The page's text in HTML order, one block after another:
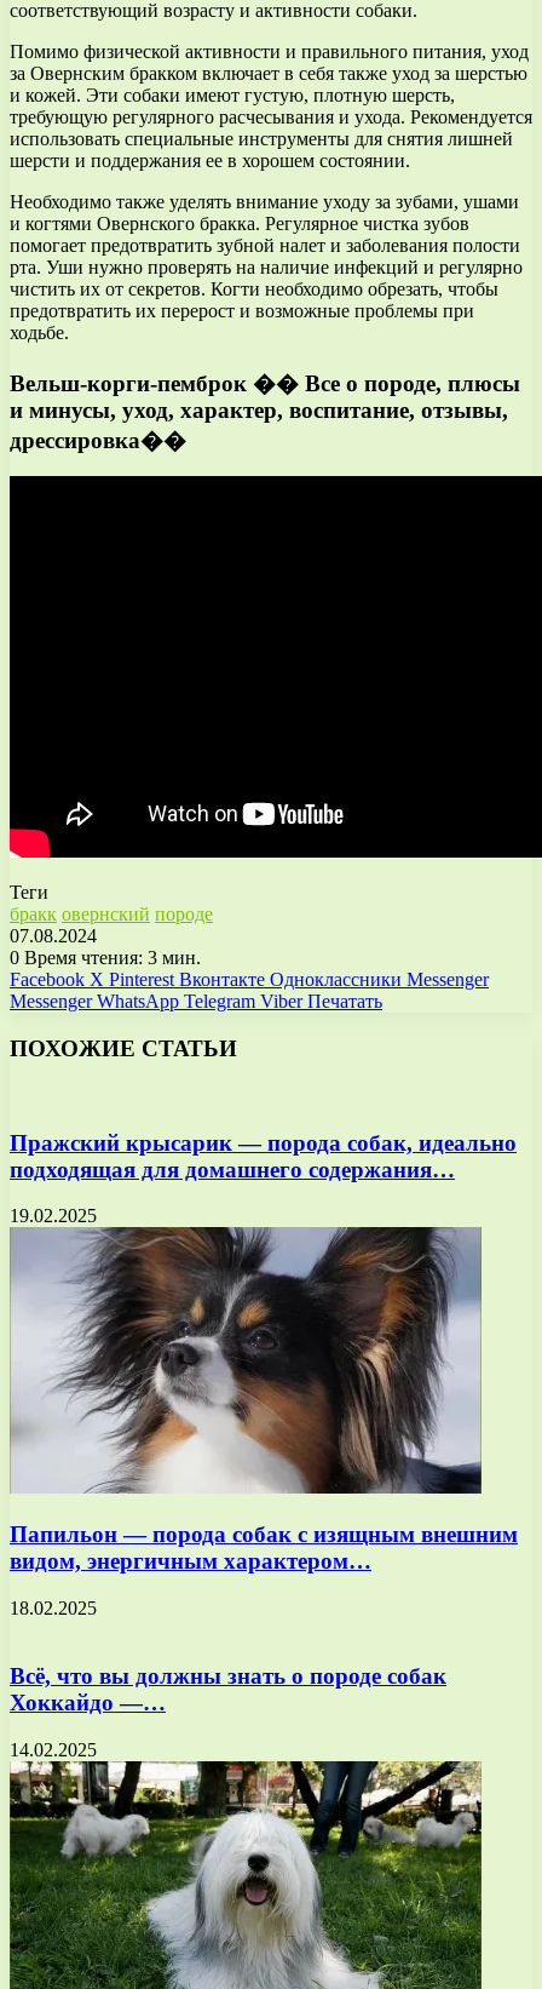
соответствующий возрасту и активности собаки.
Помимо физической активности и правильного питания, уход
за Овернским бракком включает в себя также уход за шерстью
и кожей. Эти собаки имеют густую, плотную шерсть,
требующую регулярного расчесывания и ухода. Рекомендуется
использовать специальные инструменты для снятия лишней
шерсти и поддержания ее в хорошем состоянии.
Необходимо также уделять внимание уходу за зубами, ушами
и когтями Овернского бракка. Регулярное чистка зубов
помогает предотвратить зубной налет и заболевания полости
рта. Уши нужно проверять на наличие инфекций и регулярно
чистить их от секретов. Когти необходимо обрезать, чтобы
предотвратить их перерост и возможные проблемы при
ходьбе.
Вельш-корги-пемброк �� Все о породе, плюсы
и минусы, уход, характер, воспитание, отзывы,
дрессировка��
Теги
бракк овернский породе
07.08.2024
0 Время чтения: 3 мин.
Facebook X Pinterest Вконтакте Одноклассники Messenger
Messenger WhatsApp Telegram Viber Печатать
ПОХОЖИЕ СТАТЬИ
Пражский крысарик — порода собак, идеально
подходящая для домашнего содержания…
19.02.2025
Папильон — порода собак с изящным внешним
видом, энергичным характером…
18.02.2025
Всё, что вы должны знать о породе собак
Хоккайдо —…
14.02.2025